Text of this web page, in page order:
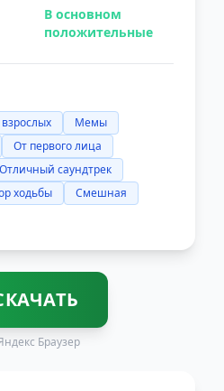
В основном
положительные
Мемы
От первого лица
Отличный саундтрек
ходьбы
Смешная
Браузер